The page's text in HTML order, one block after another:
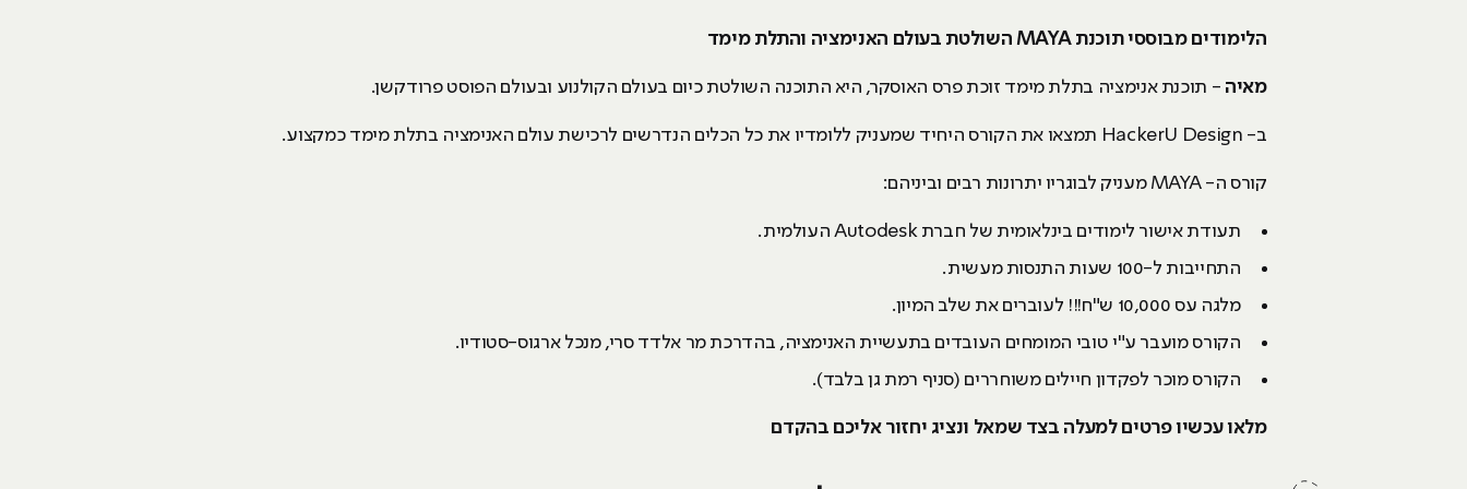
הלימודים מבוססי תוכנת MAYA השולטת בעולם האנימציה והתלת מימד
מאיה - תוכנת אנימציה בתלת מימד זוכת פרס האוסקר, היא התוכנה השולטת כיום בעולם הקולנוע ובעולם הפוסט פרודקשן.
ב- HackerU Design תמצאו את הקורס היחיד שמעניק ללומדיו את כל הכלים הנדרשים לרכישת עולם האנימציה בתלת מימד כמקצוע.
קורס ה- MAYA מעניק לבוגריו יתרונות רבים וביניהם:
תעודת אישור לימודים בינלאומית של חברת Autodesk העולמית.
התחייבות ל-100 שעות התנסות מעשית.
מלגה עס 10,000 ש"ח!!! לעוברים את שלב המיון.
הקורס מועבר ע"י טובי המומחים העובדים בתעשיית האנימציה, בהדרכת מר אלדד סרי, מנכל ארגוס-סטודיו.
הקורס מוכר לפקדון חיילים משוחררים (סניף רמת גן בלבד).
מלאו עכשיו פרטים למעלה בצד שמאל ונציג יחזור אליכם בהקדם